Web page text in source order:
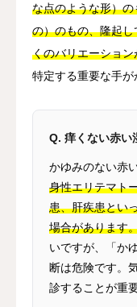
な点のような形）
の）のもの、隆起
くのバリエーショ
特定する重要な手が
Q. 痒くない赤い
かゆみのない赤
身性エリテマト
患、肝疾患とい
場合があります
いですが、「か
断は危険です。
診することが重